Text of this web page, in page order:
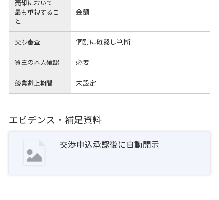
売却において
最も重視するこ
と
金額
交渉審査 個別に確認し判断
買主の本人確認 必要
競業避止期間 未設定
エビデンス・補足資料
交渉申込承認後に自動開示